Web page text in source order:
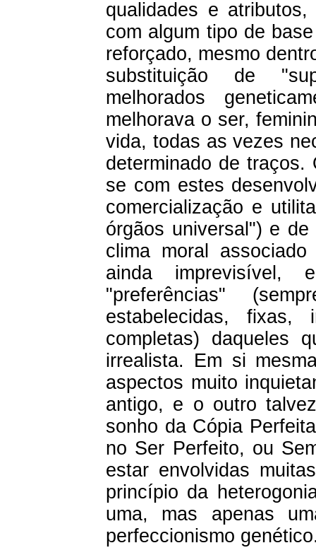
qualidades e
com algum tipo de
reforçado, mesmo
substituição de
melhorados
melhorava o ser,
vida, todas as vezes
determinado de
se com estes
comercialização e
órgãos universal") e
clima moral
ainda imprevisível,
"preferências"
estabelecidas, fixas,
completas) daqueles
irrealista. Em si
aspectos muito
antigo, e o outro
sonho da Cópia
no Ser Perfeito, ou
estar envolvidas
princípio da
uma, mas apenas
perfeccionismo